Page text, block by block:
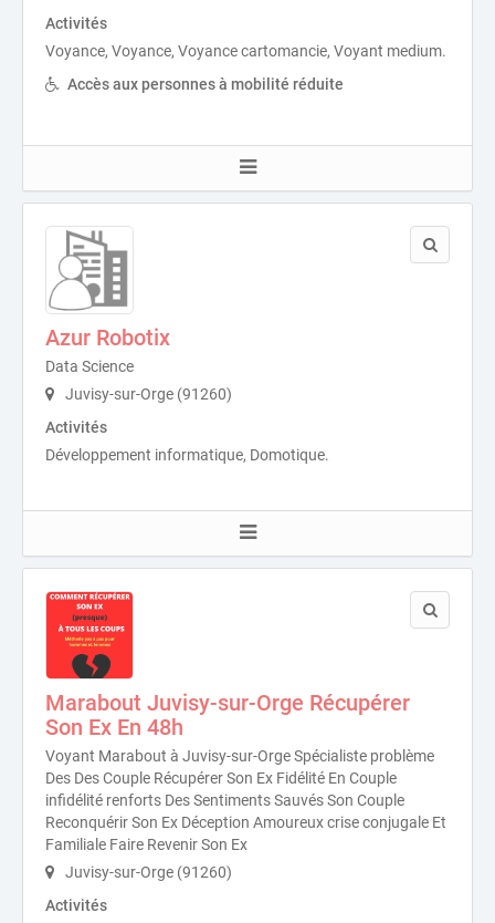
Activités
Voyance, Voyance, Voyance cartomancie, Voyant medium.
Accès aux personnes à mobilité réduite
Azur Robotix
Data Science
Juvisy-sur-Orge (91260)
Activités
Développement informatique, Domotique.
Marabout Juvisy-sur-Orge Récupérer
Son Ex En 48h
Voyant Marabout à Juvisy-sur-Orge Spécialiste problème
Des Des Couple Récupérer Son Ex Fidélité En Couple
infidélité renforts Des Sentiments Sauvés Son Couple
Reconquérir Son Ex Déception Amoureux crise conjugale Et
Familiale Faire Revenir Son Ex
Juvisy-sur-Orge (91260)
Activités